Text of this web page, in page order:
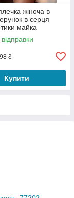
жіноча в
в серця
майка
бантиками колір
₴
Купити